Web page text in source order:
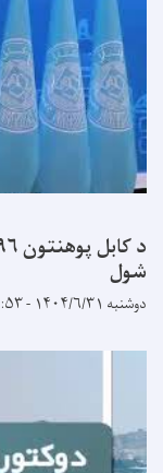
شول
دوشنبه ۱۴۰۴/۶/۳۱ - ۸:۵۳